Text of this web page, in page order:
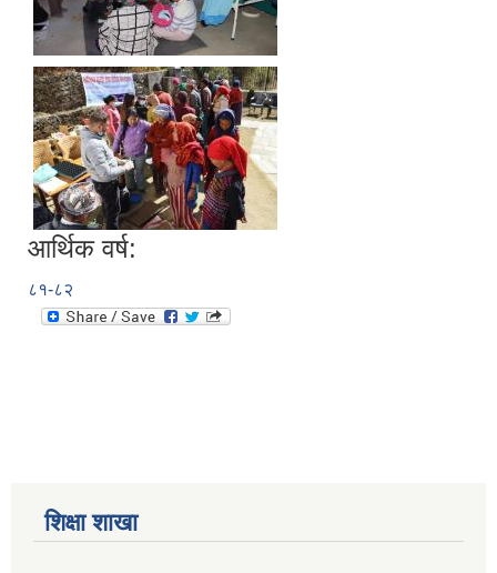
आर्थिक वर्ष:
८१-८२
शिक्षा शाखा